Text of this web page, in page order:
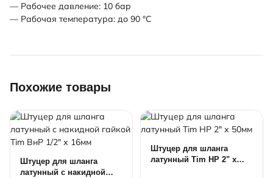
— Рабочее давление: 10 бар
— Рабочая температура: до 90 °С
Похожие товары
Штуцер для шланга
латунный с накидной
Штуцер для шланга
латунный Tim НР 2" х